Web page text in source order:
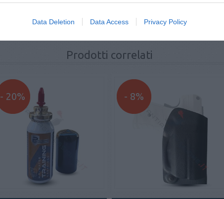
Data Deletion Data Access Privacy Policy
Tag del prodotto
Prodotti correlati
- 20% - 8%